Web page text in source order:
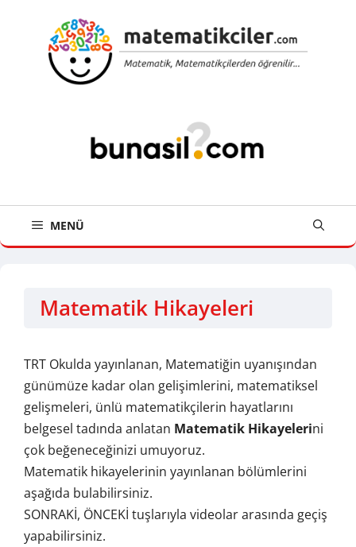
MENÜ
Matematik Hikayeleri
TRT Okulda yayınlanan, Matematiğin uyanışından
günümüze kadar olan gelişimlerini, matematiksel
gelişmeleri, ünlü matematikçilerin hayatlarını
belgesel tadında anlatan Matematik Hikayelerini
çok beğeneceğinizi umuyoruz.
Matematik hikayelerinin yayınlanan bölümlerini
aşağıda bulabilirsiniz.
SONRAKİ, ÖNCEKİ tuşlarıyla videolar arasında geçiş
yapabilirsiniz.